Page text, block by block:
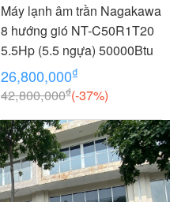
Máy lạnh âm trần Nagakawa
8 hướng gió NT-C50R1T20
5.5Hp (5.5 ngựa) 50000Btu
26,800,000₫
42,800,000₫(-37%)